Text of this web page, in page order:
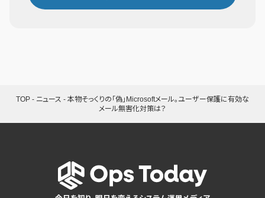
TOP - ニュース - 本物そっくりの「偽」Microsoftメール。ユーザー保護に有効な
メール無害化対策は？